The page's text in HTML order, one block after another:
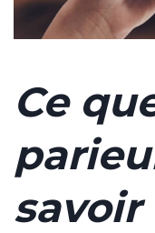
Ce
savoir